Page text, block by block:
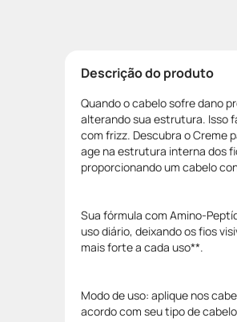
Descrição do produto
Quando o cabelo sofre dano
alterando sua estrutura. Isso
com frizz. Descubra o Creme
age na estrutura interna dos
proporcionando um cabelo
Sua fórmula com Amino-
uso diário, deixando os fios
mais forte a cada uso**.
Modo de uso: aplique nos
acordo com seu tipo de